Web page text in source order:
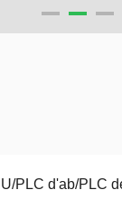
PLC d'ab/PLC